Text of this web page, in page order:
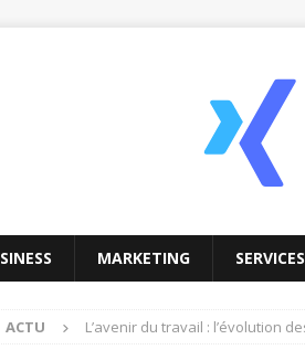
MARKETING SERVICES
ACTU L’avenir du travail : l’évolution